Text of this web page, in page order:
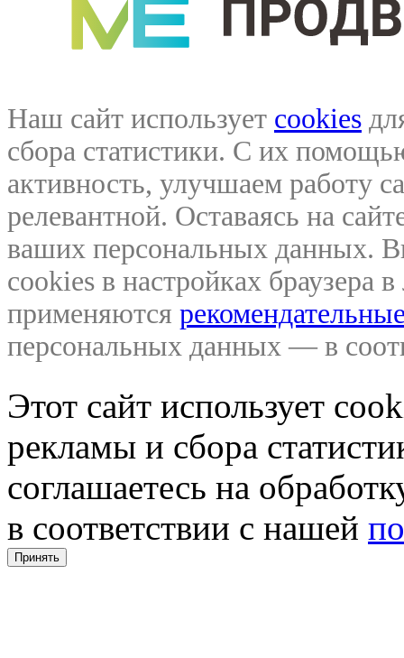
Наш сайт использует cookies
сбора статистики. С их
активность, улучшаем работу
релевантной. Оставаясь на
ваших персональных данных.
cookies в настройках браузера
применяются
персональных данных — в
Этот сайт использует
рекламы и сбора
соглашаетесь на
в соответствии с нашей
Принять